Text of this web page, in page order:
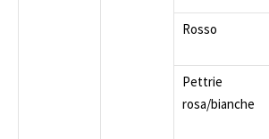
Rosso
Pettrie
rosa/bianche